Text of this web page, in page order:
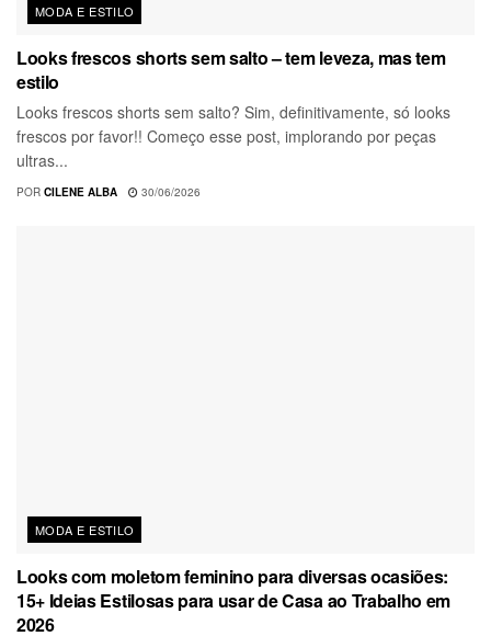
MODA E ESTILO
Looks frescos shorts sem salto – tem leveza, mas tem
estilo
Looks frescos shorts sem salto? Sim, definitivamente, só looks
frescos por favor!! Começo esse post, implorando por peças
ultras...
POR CILENE ALBA 30/06/2026
MODA E ESTILO
Looks com moletom feminino para diversas ocasiões:
15+ Ideias Estilosas para usar de Casa ao Trabalho em
2026